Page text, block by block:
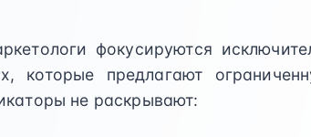
фокусируются
которые предлагают
не раскрывают: